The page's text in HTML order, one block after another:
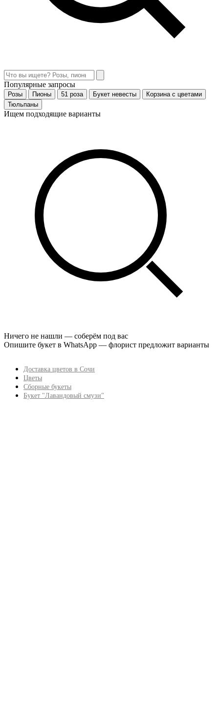
Популярные запросы
Розы Пионы 51 роза Букет невесты
Корзина с цветами
Тюльпаны
Ищем подходящие варианты
Ничего не нашли — соберём под вас
Опишите букет в WhatsApp — флорист предложит варианты
Доставка цветов в Сочи
Цветы
Сборные букеты
Букет "Лавандовый смузи"